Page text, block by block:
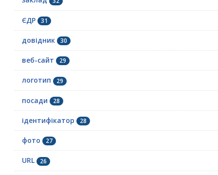
ЄДР 31
довідник 30
веб-сайт 29
логотип 29
посади 28
ідентифікатор 28
фото 27
URL 26